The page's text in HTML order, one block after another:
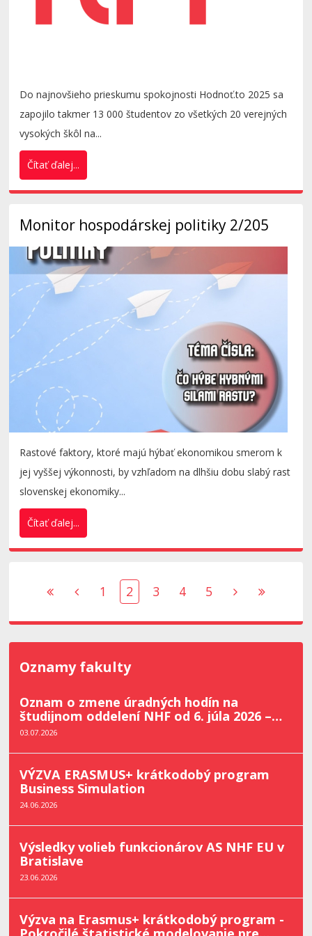
Do najnovšieho prieskumu spokojnosti Hodnoť.to 2025 sa
zapojilo takmer 13 000 študentov zo všetkých 20 verejných
vysokých škôl na...
Čítať ďalej...
Monitor hospodárskej politiky 2/205
Rastové faktory, ktoré majú hýbať ekonomikou smerom k
jej vyššej výkonnosti, by vzhľadom na dlhšiu dobu slabý rast
slovenskej ekonomiky...
Čítať ďalej...
1 2 3 4 5
Oznamy fakulty
Oznam o zmene úradných hodín na
študijnom oddelení NHF od 6. júla 2026 –
31. augusta 2026
03.07.2026
VÝZVA ERASMUS+ krátkodobý program
Business Simulation
24.06.2026
Výsledky volieb funkcionárov AS NHF EU v
Bratislave
23.06.2026
Výzva na Erasmus+ krátkodobý program -